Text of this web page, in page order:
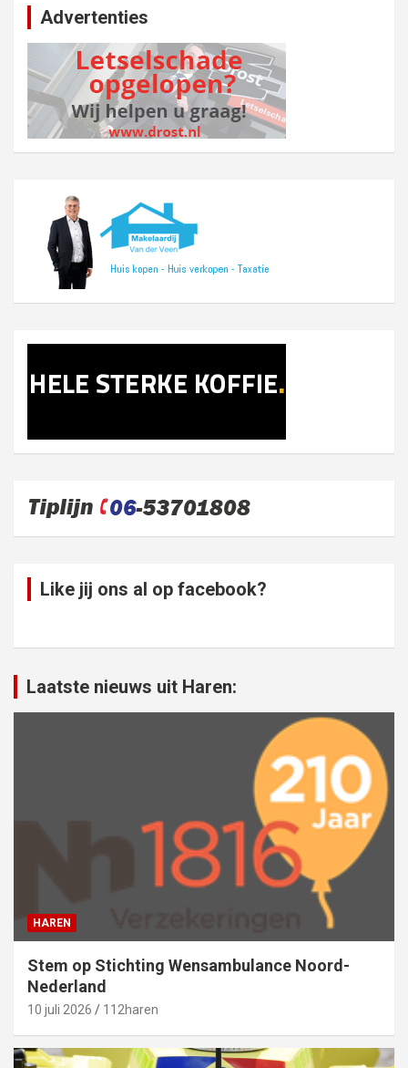
Advertenties
Like jij ons al op facebook?
Laatste nieuws uit Haren:
HAREN
Stem op Stichting Wensambulance Noord-
Nederland
10 juli 2026 112haren